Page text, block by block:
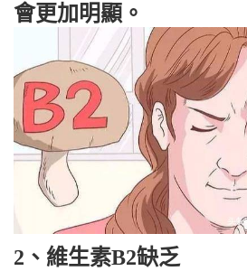
會更加明顯。
2、維生素B2缺乏